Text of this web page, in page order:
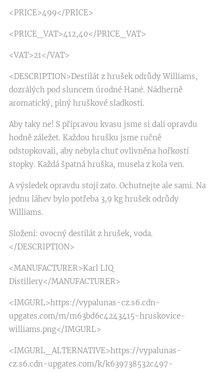
<PRICE>499</PRICE>
<PRICE_VAT>412,40</PRICE_VAT>
<VAT>21</VAT>
<DESCRIPTION>Destilát z hrušek odrůdy Williams,
dozrálých pod sluncem úrodné Hané. Nádherně
aromatický, plný hruškové sladkosti.
Aby taky ne! S přípravou kvasu jsme si dali opravdu
hodně záležet. Každou hrušku jsme ručně
odstopkovali, aby nebyla chuť ovlivněna hořkostí
stopky. Každá špatná hruška, musela z kola ven.
A výsledek opravdu stojí zato. Ochutnejte ale sami. Na
jednu láhev bylo potřeba 3,9 kg hrušek odrůdy
Williams.
Složení: ovocný destilát z hrušek, voda.
</DESCRIPTION>
<MANUFACTURER>Karl LIQ
Distillery</MANUFACTURER>
<IMGURL>https://vypalunas-cz.s6.cdn-
upgates.com/m/m63bd6c4243415-hruskovice-
williams.png</IMGURL>
<IMGURL_ALTERNATIVE>https://vypalunas-
cz.s6.cdn-upgates.com/k/k639738532c497-